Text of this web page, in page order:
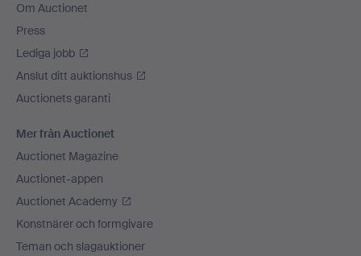
Om Auctionet
Press
Lediga jobb
Anslut ditt auktionshus
Auctionets garanti
Mer från Auctionet
Auctionet Magazine
Auctionet-appen
Auctionet Academy
Konstnärer och formgivare
Teman och slagauktioner